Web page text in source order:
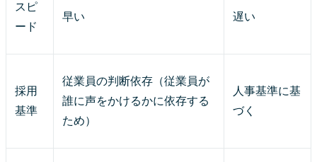
スピ
ード
早い 遅い
採用
基準
従業員の判断依存（従業員が
誰に声をかけるかに依存する
ため）
人事基準に基
づく